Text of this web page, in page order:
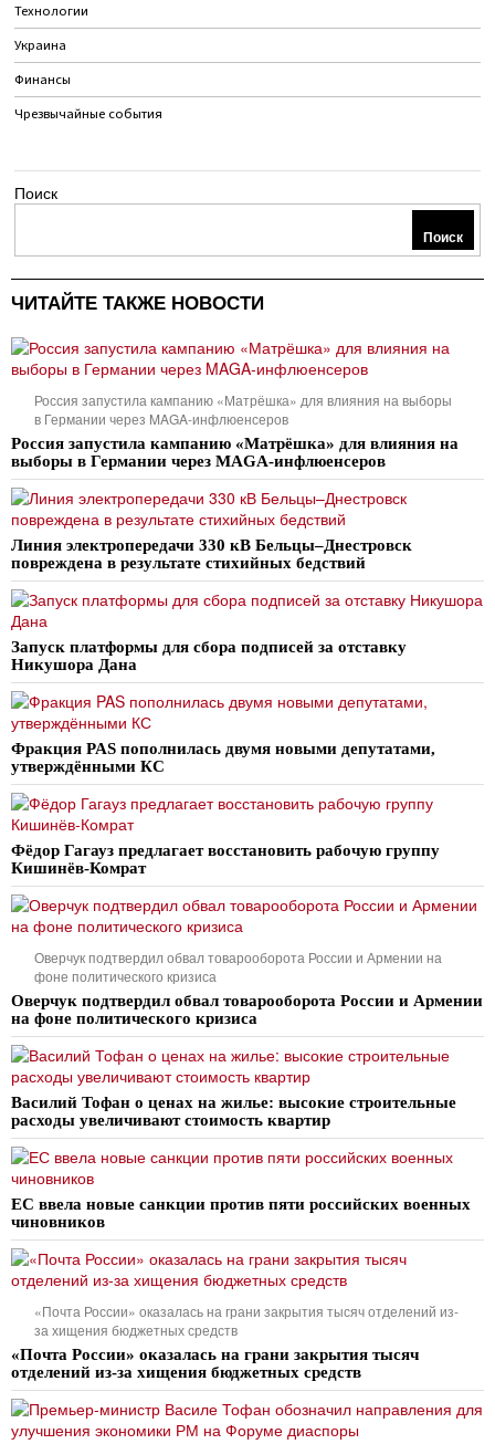
Технологии
Украина
Финансы
Чрезвычайные события
Поиск
Поиск
ЧИТАЙТЕ ТАКЖЕ НОВОСТИ
Россия запустила кампанию «Матрёшка» для влияния на выборы
в Германии через MAGA-инфлюенсеров
Россия запустила кампанию «Матрёшка» для влияния на
выборы в Германии через MAGA-инфлюенсеров
Линия электропередачи 330 кВ Бельцы–Днестровск
повреждена в результате стихийных бедствий
Запуск платформы для сбора подписей за отставку
Никушора Дана
Фракция PAS пополнилась двумя новыми депутатами,
утверждёнными КС
Фёдор Гагауз предлагает восстановить рабочую группу
Кишинёв-Комрат
Оверчук подтвердил обвал товарооборота России и Армении на
фоне политического кризиса
Оверчук подтвердил обвал товарооборота России и Армении
на фоне политического кризиса
Василий Тофан о ценах на жилье: высокие строительные
расходы увеличивают стоимость квартир
ЕС ввела новые санкции против пяти российских военных
чиновников
«Почта России» оказалась на грани закрытия тысяч отделений из-
за хищения бюджетных средств
«Почта России» оказалась на грани закрытия тысяч
отделений из-за хищения бюджетных средств